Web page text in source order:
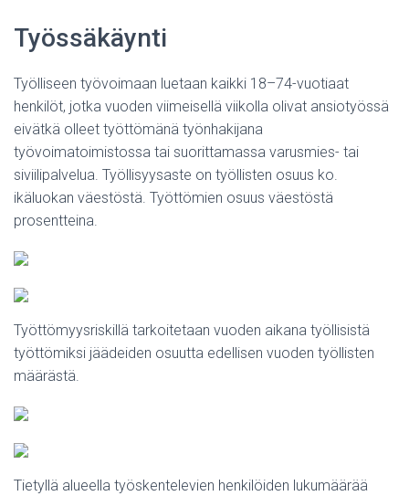
Työssäkäynti
Työlliseen työvoimaan luetaan kaikki 18–74-vuotiaat
henkilöt, jotka vuoden viimeisellä viikolla olivat ansiotyössä
eivätkä olleet työttömänä työnhakijana
työvoimatoimistossa tai suorittamassa varusmies- tai
siviilipalvelua. Työllisyysaste on työllisten osuus ko.
ikäluokan väestöstä. Työttömien osuus väestöstä
prosentteina.
Työttömyysriskillä tarkoitetaan vuoden aikana työllisistä
työttömiksi jäädeiden osuutta edellisen vuoden työllisten
määrästä.
Tietyllä alueella työskentelevien henkilöiden lukumäärää